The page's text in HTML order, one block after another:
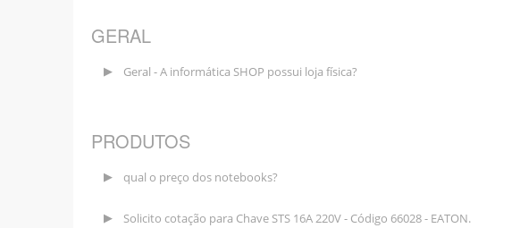
GERAL
Geral - A informática SHOP possui loja física?
PRODUTOS
qual o preço dos notebooks?
Solicito cotação para Chave STS 16A 220V - Código 66028 - EATON.